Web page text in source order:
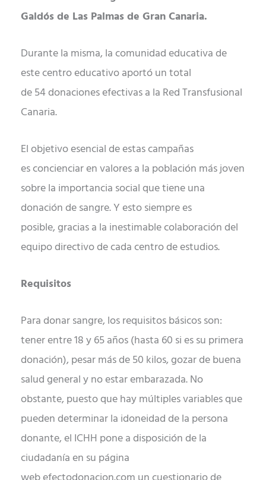
Galdós de Las Palmas de Gran Canaria.
Durante la misma, la comunidad educativa de
este centro educativo aportó un total
de 54 donaciones efectivas a la Red Transfusional
Canaria.
El objetivo esencial de estas campañas
es concienciar en valores a la población más joven
sobre la importancia social que tiene una
donación de sangre. Y esto siempre es
posible, gracias a la inestimable colaboración del
equipo directivo de cada centro de estudios.
Requisitos
Para donar sangre, los requisitos básicos son:
tener entre 18 y 65 años (hasta 60 si es su primera
donación), pesar más de 50 kilos, gozar de buena
salud general y no estar embarazada. No
obstante, puesto que hay múltiples variables que
pueden determinar la idoneidad de la persona
donante, el ICHH pone a disposición de la
ciudadanía en su página